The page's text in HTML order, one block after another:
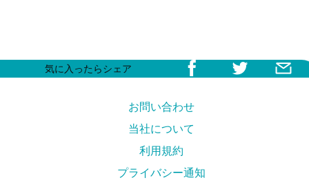
気に入ったらシェア
お問い合わせ
当社について
利用規約
プライバシー通知